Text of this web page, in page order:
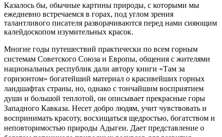
Казалось бы, обычные картины природы, с которыми мы
ежедневно встречаемся в горах, под углом зрения
талантливого писателя разворачиваются перед нами сияющим
калейдоскопом изумительных красок.
Многие годы путешествий практически по всем горным
системам Советского Союза и Европы, общения с жителями
национальных республик дали автору книги «Там за
горизонтом» богатейший материал о красивейших горных
ландшафтах страны, но, однако с тончайшим восприятием
души и большой теплотой, он описывает прекрасные горы
Западного Кавказа. Несет добро людям, учит чувствовать и
воспринимать красоту, восхищаться щедростью, богатством и
неповторимостью природы Адыгеи. Дает представление о